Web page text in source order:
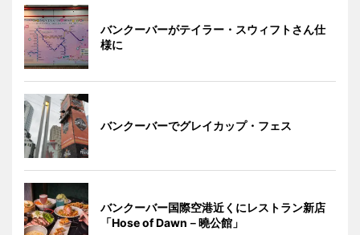
バンクーバーがテイラー・スウィフトさん仕
様に
バンクーバーでグレイカップ・フェス
バンクーバー国際空港近くにレストラン新店
「Hose of Dawn－曉公館」